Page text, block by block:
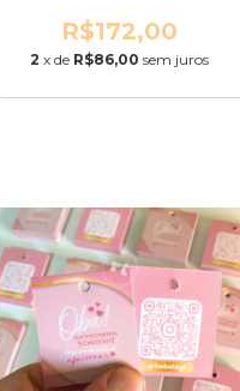
R$172,00
2 x de R$86,00 sem juros